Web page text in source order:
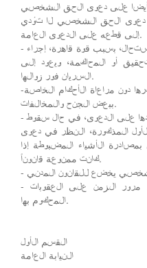
دعوى الحق الشخصي لا تؤدي
إلى قطعه على الدعوى العامة.
- يتوقف مرور الزمن عن السريان إذا استحال، بسبب قوة قاهرة، إجراء
أو المحاكمة، ويعود إلى
السريان فور زوالها.
-لا تحول أحكام مرور الزمن المارّ ذكرها دون مراعاة الأحكام الخاصة
ببعض الجنح والمخالفات.
- تتابع المحكمة الجزائية الواضعة يدها على الدعوى، في حال سقوط
المذكورة، النظر في دعوى
الأشياء المضبوطة إذا
كانت ممنوعة قانوناً.
يخضع للقانون المدني
- تطبق أحكام قانون العقوبات على مرور الزمن على العقوبات
المحكوم بها.
القسم الأول
النيابة العامة